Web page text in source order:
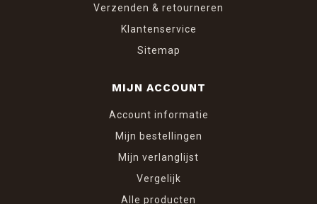
Verzenden & retourneren
Klantenservice
Sitemap
MIJN ACCOUNT
Account informatie
Mijn bestellingen
Mijn verlanglijst
Vergelijk
Alle producten